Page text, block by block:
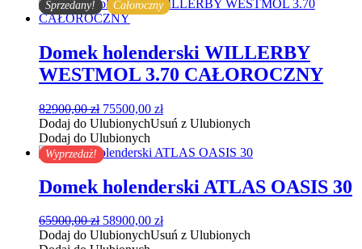
Sprzedany! Całoroczny
Domek holenderski WILLERBY
WESTMOL 3.70 CAŁOROCZNY
82900,00zł Pierwotna
cena
wynosiła:
82900,00 zł.
75500,00 złAktualna
cena
75500,00 zł.
Dodaj do UlubionychUsuń z Ulubionych
Dodaj do Ulubionych
Wyprzedaż!
Domek holenderski ATLAS OASIS 30
65900,00zł Pierwotna
cena
58900,00 złAktualna
cena
Dodaj do UlubionychUsuń z Ulubionych